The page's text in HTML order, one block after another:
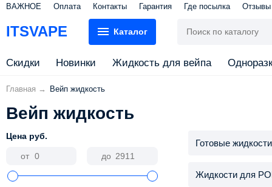
ВАЖНОЕ Оплата Контакты Гарантия Где посылка Отзывы
ITSVAPE Каталог
Скидки Новинки Жидкость для вейпа
Главная → Вейп жидкость
Вейп жидкость
Цена руб.
от до
Готовые жидкости
Жидкости для